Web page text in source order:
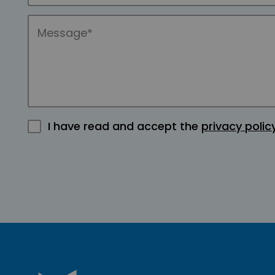
I have read and accept the privacy